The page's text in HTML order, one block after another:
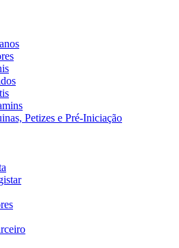
Petizes e Pré-Iniciação